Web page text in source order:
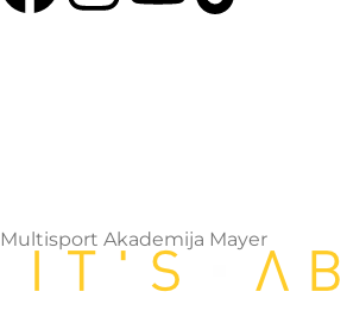
Multisport Akademija Mayer